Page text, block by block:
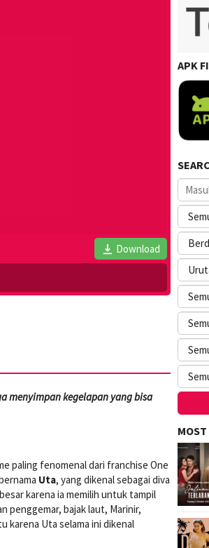
Download
menyimpan kegelapan yang bisa
paling fenomenal dari franchise One
Uta, yang dikenal sebagai diva
karena ia memilih untuk tampil
penggemar, bajak laut, Marinir,
karena Uta selama ini dikenal
APK